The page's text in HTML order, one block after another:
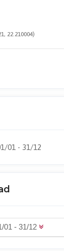
22.210004)
01 - 31/12
01/01 - 31/12